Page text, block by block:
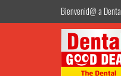
Bienvenid@ a